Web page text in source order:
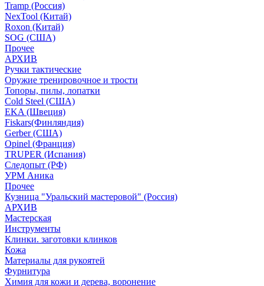
Tramp (Россия)
NexTool (Китай)
Roxon (Китай)
SOG (США)
Прочее
АРХИВ
Ручки тактические
Оружие тренировочное и трости
Топоры, пилы, лопатки
Cold Steel (США)
EKA (Швеция)
Fiskars(Финляндия)
Gerber (США)
Opinel (Франция)
TRUPER (Испания)
Следопыт (РФ)
УРМ Аника
Прочее
Кузница "Уральский мастеровой" (Россия)
АРХИВ
Мастерская
Инструменты
Клинки. заготовки клинков
Кожа
Материалы для рукоятей
Фурнитура
Химия для кожи и дерева, воронение